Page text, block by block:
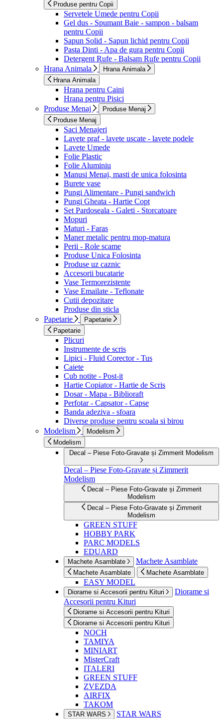
Produse pentru Copii
Servetele Umede pentru Copii
Gel dus - Spumant Baie - sampon - balsam
pentru Copii
Sapun Solid - Sapun lichid pentru Copii
Pasta Dinti - Apa de gura pentru Copii
Detergent Rufe - Balsam Rufe pentru Copii
Hrana Animala
Hrana Animala
Hrana Animala
Hrana pentru Caini
Hrana pentru Pisici
Produse Menaj
Produse Menaj
Produse Menaj
Saci Menajeri
Lavete praf - lavete uscate - lavete podele
Lavete Umede
Folie Plastic
Folie Aluminiu
Manusi Menaj, masti de unica folosinta
Burete vase
Pungi Alimentare - Pungi sandwich
Pungi Gheata - Hartie Copt
Set Pardoseala - Galeti - Storcatoare
Mopuri
Maturi - Faras
Maner metalic pentru mop-matura
Perii - Role scame
Produse Unica Folosinta
Produse uz caznic
Accesorii bucatarie
Vase Termorezistente
Vase Emailate - Teflonate
Cutii depozitare
Produse din sticla
Papetarie
Papetarie
Papetarie
Plicuri
Instrumente de scris
Lipici - Fluid Corector - Tus
Caiete
Cub notite - Post-it
Hartie Copiator - Hartie de Scris
Dosar - Mapa - Biblioraft
Perfotar - Capsator - Capse
Banda adeziva - sfoara
Diverse produse pentru scoala si birou
Modelism
Modelism
Modelism
Decal – Piese Foto-Gravate și Zimmerit Modelism
Decal – Piese Foto-Gravate și Zimmerit
Modelism
Decal – Piese Foto-Gravate și Zimmerit
Modelism
Decal – Piese Foto-Gravate și Zimmerit
Modelism
GREEN STUFF
HOBBY PARK
PARC MODELS
EDUARD
Machete Asamblate Machete Asamblate
Machete Asamblate Machete Asamblate
EASY MODEL
Diorame si Accesorii pentru Kituri
Diorame si
Accesorii pentru Kituri
Diorame si Accesorii pentru Kituri
Diorame si Accesorii pentru Kituri
NOCH
TAMIYA
MINIART
MisterCraft
ITALERI
GREEN STUFF
ZVEZDA
AIRFIX
TAKOM
STAR WARS STAR WARS